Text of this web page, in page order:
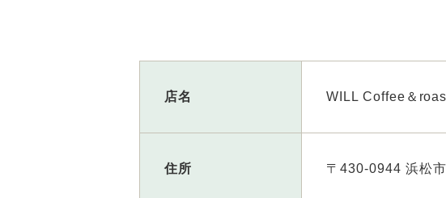
店名 WILL Coffee＆
住所 〒430-0944 浜松